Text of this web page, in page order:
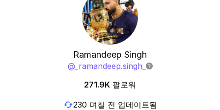
Ramandeep Singh
@_ramandeep.singh_
271.9K 팔로워
230 며칠 전 업데이트됨